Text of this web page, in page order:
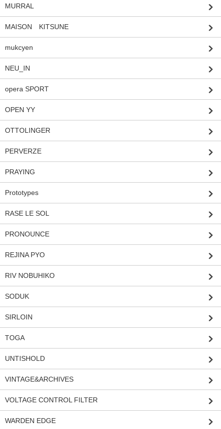
MURRAL
MAISON KITSUNE
mukcyen
NEU_IN
opera SPORT
OPEN YY
OTTOLINGER
PERVERZE
PRAYING
Prototypes
RASE LE SOL
PRONOUNCE
REJINA PYO
RIV NOBUHIKO
SODUK
SIRLOIN
TOGA
UNTISHOLD
VINTAGE&ARCHIVES
VOLTAGE CONTROL FILTER
WARDEN EDGE